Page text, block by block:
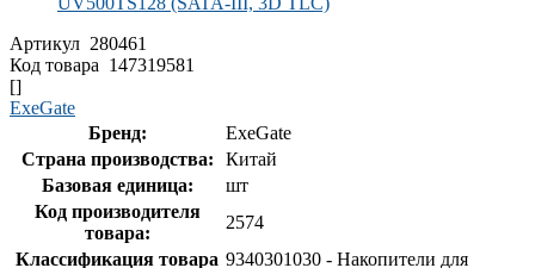
Артикул 280461
Код товара 147319581
[]
ExeGate
Бренд:
ExeGate
Страна производства:
Китай
Базовая единица:
шт
Код производителя
товара:
2574
Классификация товара 9340301030 - Накопители для